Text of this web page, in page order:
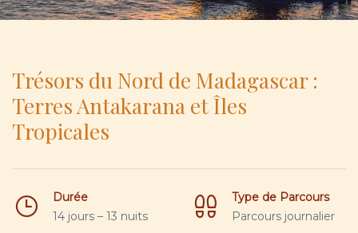
Trésors du Nord de Madagascar :
Terres Antakarana et Îles
Tropicales
Durée
14 jours – 13 nuits
Type de Parcours
Parcours journalier